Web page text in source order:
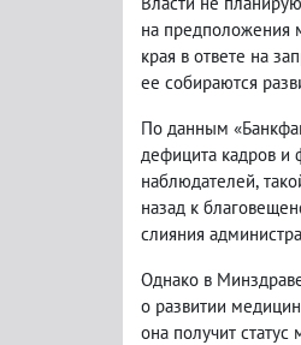
на предположения
края в ответе на
ее собираются
По данным
дефицита кадров и
наблюдателей,
назад к
слияния
Однако в
о развитии
она получит